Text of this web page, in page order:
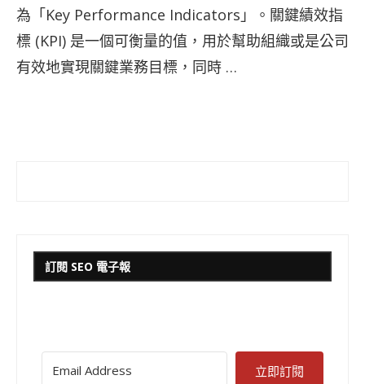
為「Key Performance Indicators」。關鍵績效指
標 (KPI) 是一個可衡量的值，用於幫助組織或是公司
有效地實現關鍵業務目標，同時 …
訂閱 SEO 電子報
立即訂閱